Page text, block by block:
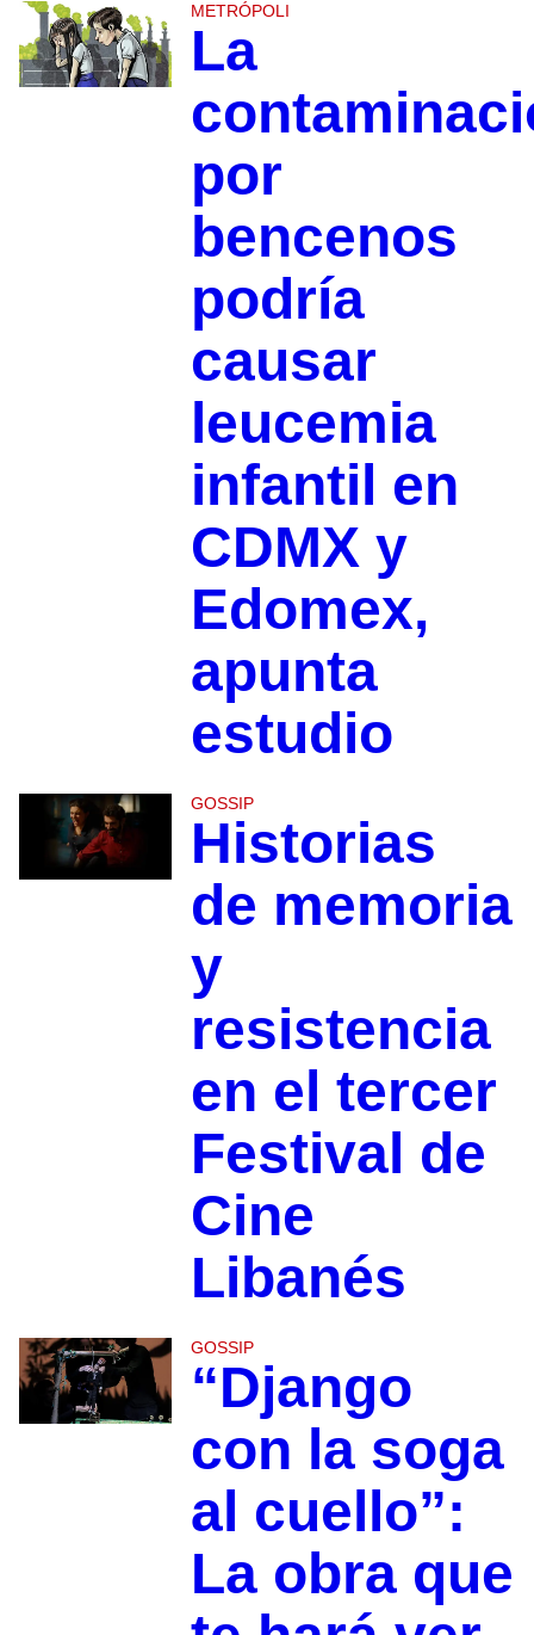
METRÓPOLI
La
por
bencenos
podría
causar
leucemia
infantil en
CDMX y
Edomex,
apunta
estudio
GOSSIP
Historias
de memoria
y
resistencia
en el tercer
Festival de
Cine
Libanés
GOSSIP
“Django
con la soga
al cuello”:
La obra que